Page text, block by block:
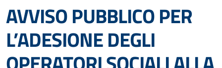
AVVISO PUBBLICO PER
L’ADESIONE DEGLI